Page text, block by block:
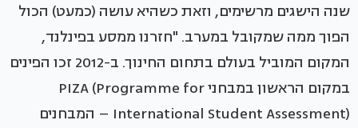
שנה הישגים מרשימים, וזאת כשהיא עושה (כמעט) הכול
הפוך ממה שמקובל במערב. "חזרנו ממסע בפינלנד,
המקום המוביל בעולם בתחום החינוך. ב-2012 זכו הפינים
במקום הראשון במבחני PIZA (Programme for
International Student Assessment) – המבחנים